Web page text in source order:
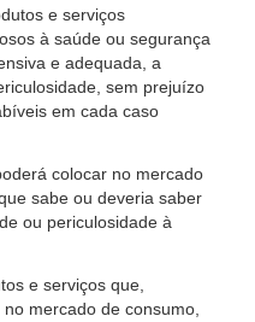
e serviços
à saúde ou segurança
e adequada, a
sem prejuízo
em cada caso
colocar no mercado
sabe ou deveria saber
ou periculosidade à
e serviços que,
mercado de consumo,